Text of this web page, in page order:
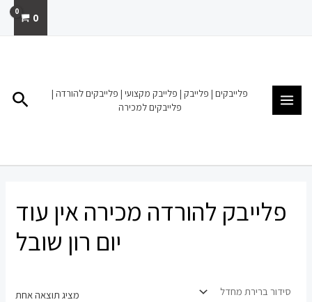
0
פלייבקים | פלייבק | פלייבק מקצועי | פלייבקים להורדה |
פלייבקים למכירה
פלייבק להורדה מכירה אין עוד
יום רון שובל
מציג תוצאה אחת